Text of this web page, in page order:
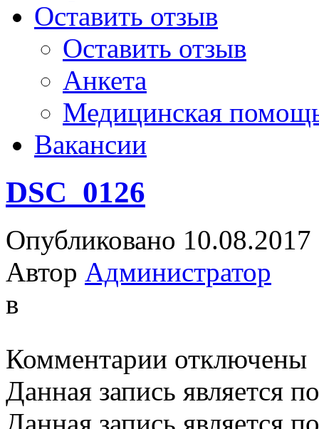
Оставить отзыв
Оставить отзыв
Анкета
Медицинская
Вакансии
DSC_0126
Опубликовано 10.08.2017
Автор Администратор
в
Комментарии записи
отключены
Данная запись является
Данная запись является